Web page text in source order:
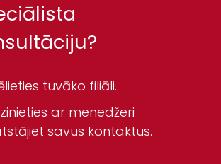
tuvāko filiāli.
ar menedžeri
savus kontaktus.